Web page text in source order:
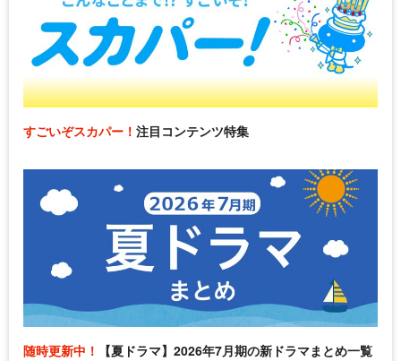
すごいぞスカパー！ 注目コンテンツ特集
随時更新中！ 【夏ドラマ】2026年7月期の新ドラマまとめ一覧